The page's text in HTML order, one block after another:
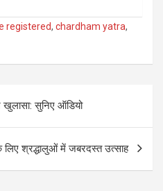
registered, chardham yatra,
सुनिए ऑडियो
लिए श्रद्धालुओं में जबरदस्त उत्साह